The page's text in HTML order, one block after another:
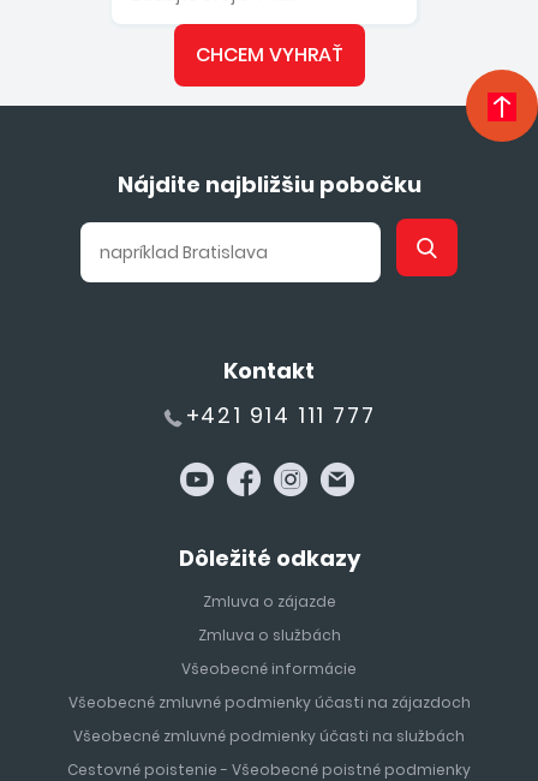
CHCEM VYHRAŤ
Nájdite najbližšiu pobočku
Kontakt
+421 914 111 777
Dôležité odkazy
Zmluva o zájazde
Zmluva o službách
Všeobecné informácie
Všeobecné zmluvné podmienky účasti na zájazdoch
Všeobecné zmluvné podmienky účasti na službách
Cestovné poistenie - Všeobecné poistné podmienky